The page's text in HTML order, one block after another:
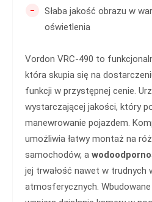
-
Słaba jakość obrazu w
oświetlenia
Vordon VRC-490 to
która skupia się na
funkcji w przystępnej cenie.
wystarczającej jakości, który
manewrowanie pojazdem.
umożliwia łatwy montaż na
samochodów, a
jej trwałość nawet w trudnych
atmosferycznych. Wbudowane